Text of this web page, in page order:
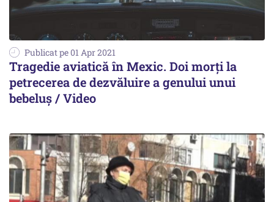
Publicat pe 01 Apr 2021
Tragedie aviatică în Mexic. Doi morți la
petrecerea de dezvăluire a genului unui
bebeluș / Video